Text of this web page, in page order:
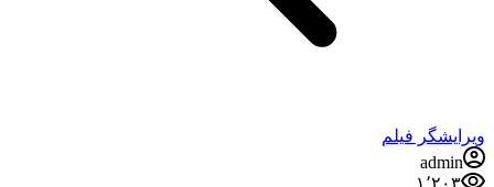
ویرایشگر فیلم
admin
۱٬۲۰۳